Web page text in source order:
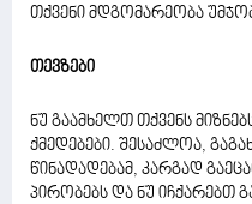
თქვენი მდგომარეობა
თევზები
ნუ გაამხელთ თქვენს
ქმედებები. შესაძლოა,
წინადადებამ, კარგად
პირობებს და ნუ იჩქარებთ